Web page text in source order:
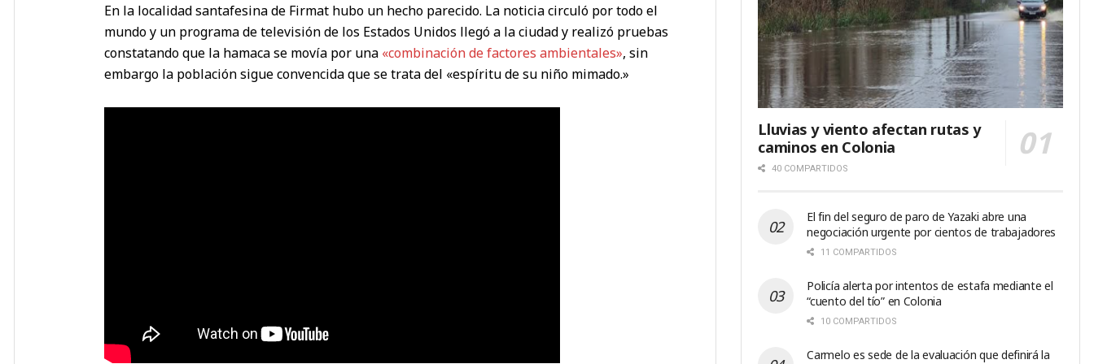
En la localidad santafesina de Firmat hubo un hecho parecido. La noticia circuló por todo el
mundo y un programa de televisión de los Estados Unidos llegó a la ciudad y realizó pruebas
constatando que la hamaca se movía por una «combinación de factores ambientales», sin
embargo la población sigue convencida que se trata del «espíritu de su niño mimado.»
Lluvias y viento afectan rutas y
caminos en Colonia
40 COMPARTIDOS
El fin del seguro de paro de Yazaki abre una
negociación urgente por cientos de trabajadores
11 COMPARTIDOS
Policía alerta por intentos de estafa mediante el
“cuento del tío” en Colonia
10 COMPARTIDOS
Carmelo es sede de la evaluación que definirá la